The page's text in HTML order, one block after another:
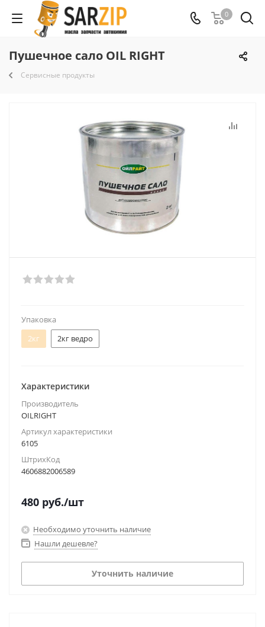
0
Пушечное сало OIL RIGHT
Сервисные продукты
Упаковка
2кг
2кг ведро
Характеристики
Производитель
OILRIGHT
Артикул характеристики
6105
ШтрихКод
4606882006589
480 руб./шт
Необходимо уточнить наличие
Нашли дешевле?
Уточнить наличие